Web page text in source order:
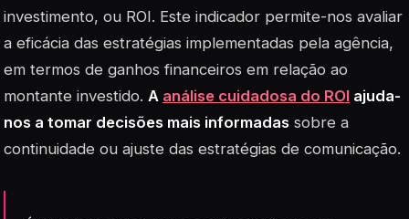
investimento, ou ROI. Este indicador permite-nos avaliar
a eficácia das estratégias implementadas pela agência,
em termos de ganhos financeiros em relação ao
montante investido. A análise cuidadosa do ROI ajuda-
nos a tomar decisões mais informadas sobre a
continuidade ou ajuste das estratégias de comunicação.